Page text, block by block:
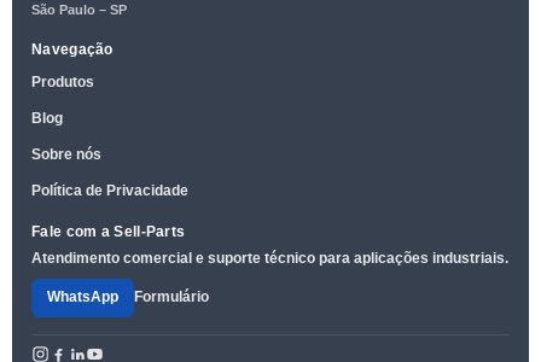
São Paulo – SP
Navegação
Produtos
Blog
Sobre nós
Política de Privacidade
Fale com a Sell-Parts
Atendimento comercial e suporte técnico para aplicações industriais.
WhatsApp Formulário